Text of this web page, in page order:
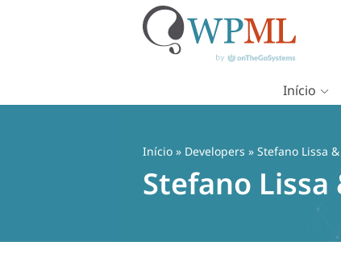
Início
Início » Developers » Stefano Lissa
Stefano